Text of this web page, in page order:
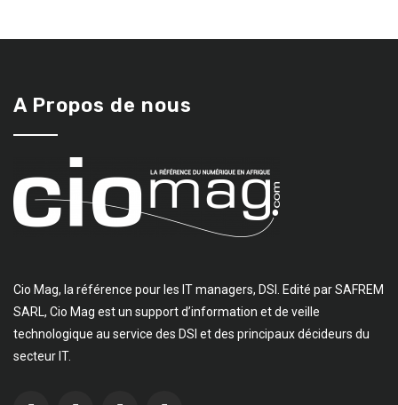
A Propos de nous
Cio Mag, la référence pour les IT managers, DSI. Edité par SAFREM
SARL, Cio Mag est un support d’information et de veille
technologique au service des DSI et des principaux décideurs du
secteur IT.